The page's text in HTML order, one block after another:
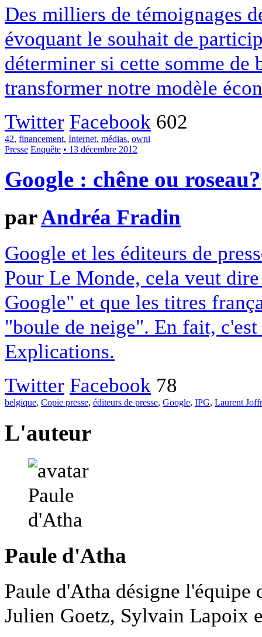
Des milliers de témoignages
évoquant le souhait de
déterminer si cette somme
transformer notre modèle
Twitter Facebook 602
42, financement, Internet, médias, owni
Presse Enquête • 13 décembre 2012
Google : chêne ou roseau?
parAndréa Fradin
Google et les éditeurs de
Pour Le Monde, cela veut
Google" et que les titres
"boule de neige". En fait,
Explications.
Twitter Facebook 78
belgique, Copie presse, éditeurs de presse, Google, IPG, Laurent
L'auteur
Paule d'Atha
Paule d'Atha désigne l'équipe
Julien Goetz, Sylvain Lapoix